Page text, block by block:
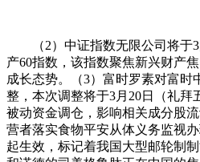
（2）中证指数无限公司将于3
产60指数，该指数聚焦新兴财产
成长态势。（3）富时罗素对富时
整，本次调整将于3月20日（礼拜
被动资金调仓，影响相关成分股
营者落实食物平安从体义务监视
起生效，标记着我国大型邮轮制